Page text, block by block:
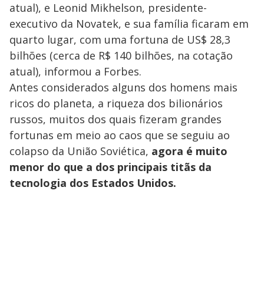
atual), e Leonid Mikhelson, presidente-
executivo da Novatek, e sua família ficaram em
quarto lugar, com uma fortuna de US$ 28,3
bilhões (cerca de R$ 140 bilhões, na cotação
atual), informou a Forbes.
Antes considerados alguns dos homens mais
ricos do planeta, a riqueza dos bilionários
russos, muitos dos quais fizeram grandes
fortunas em meio ao caos que se seguiu ao
colapso da União Soviética, agora é muito
menor do que a dos principais titãs da
tecnologia dos Estados Unidos.